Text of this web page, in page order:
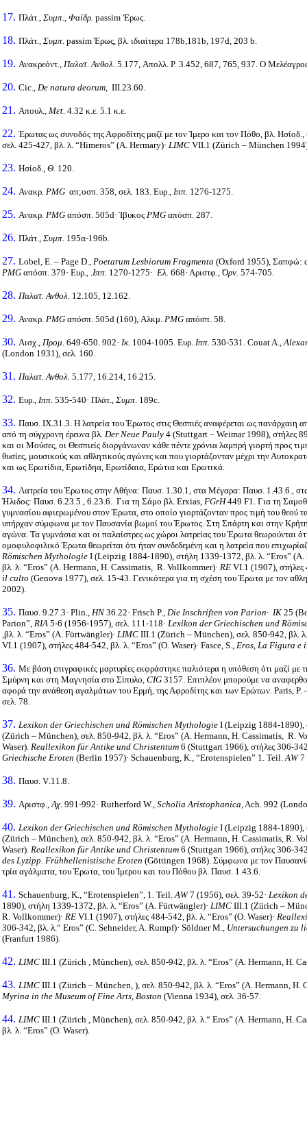
17. Πλάτ., Συμπ Φαίδρ. passim 'Ερως.
18. Πλάτ., Συμπ . passim Έρως, βλ. ιδιαίτερα 178b,181b, 197d, 203 b.
19. Ανακρεόντ., Παλατ. Ανθολ . 5.177, Aπολλ. Ρ. 3.452, 687, 765, 937. Ο Μελέαγρος
20. Cic., De natura deorum, III.23.60.
21. Απουλ., Μετ. 4.32 κ.ε. 5.1 κ.ε.
22.Έρωτας ως συνοδός της Αφροδίτης μαζί με τον Ίμερο και τον Πόθο, βλ. Ησίοδ.,
σελ. 425-427, βλ. λ. “Himeros” (A Hermary)· LIMC VII .1 (Zürich – München
23. Ησίοδ., Θ. 120.
24. Ανακρ. PMG απ;oσπ. 358, σελ. 183. Eυρ., Ιππ. 1276-1275.
25. Ανακρ. PMG απόσπ. 505d· Ίβυκος PMG απόσπ. 287.
26. Πλάτ., Συμπ. 195α-196b.
27. Lobel, E . – Page D Poetarum Lesbiorum Fragmenta (Oxford 1955), Σαπφώ:
PMG απόσπ. 379· Ευρ., . Ιππ. 1270-1275· Ελ. 668· Αριστφ., Όρν. 574-705.
28. Παλατ. Ανθολ . 12.105, 12.162.
29. Ανακρ. PMG απόσπ. 505d (160), Αλκμ. PMG απόσπ. 58.
30. Αισχ., Προμ. 649-650. 902· Ικ. 1004-1005. Ευρ. Ιππ. 530-531. Couat A.,
(London 1931), σελ . 160.
31. Παλατ. Ανθολ 5.177, 16.214, 16.215.
32. Ευρ., Ιππ . 535-540· Πλάτ., Συμπ . 189c
33. Παυσ. IX .31.3. Η λατρεία του Έρωτος στις Θεσπιές αναφέρεται ως
από τη σύγχρονη έρευνα βλ. Der Neue Pauly 4 (Stuttgart – Weimar 1998), στήλες
και οι Μούσες, οι Θεσπιείς διοργάνωναν κάθε πέντε χρόνια λαμπρή γιορτή προς
θυσίες, μουσικούς και αθλητικούς αγώνες και που γιορτάζονταν μέχρι την
και ως Ερωτίδια, Ερωτίδηα, Ερωτίδαια, Ερώτια και Ερωτικά
34. Λατρεία του Έρωτος στην Αθήνα: Παυσ. 1.30.1, στα Μέγαρα: Παυσ. 1.43.6.,
Ήλιδος: Παυσ. 6.23.5., 6.23.6. Για τη Σάμο βλ. Erxias, FGrH449 F1. Για τη
γυμνασίου αφιερωμένου στον Έρωτα, στο οποίο γιορτάζονταν προς τιμή του θεού
υπήρχαν σύμφωνα με τον Παυσανία βωμοί του Έρωτος. Στη Σπάρτη και στην
αγώνα. Τα γυμνάσια και οι παλαίστρες ως χώροι λατρείας του Έρωτα θεωρούνται
ομοφυλοφιλικό Έρωτα θεωρείται ότι ήταν συνδεδεμένη και η λατρεία που
Römischen Mythologie Ι (Leipzig 1884-1890), στήλη 1339-1372, βλ λ . “Eros”
βλ λ . “Eros” (A. Hermann, H. Cassimatis, R. Vollkommer)· RE VI.1 (1907), στήλες
il culto (Genova 1977), σελ . 15-43. Γενικότερα για τη σχέση του Έρωτα με τον
2002).
35. Παυσ. 9.27.3· Plin., ΗΝ 36.22· Frisch P., Die Inschriften von Parion· ΙΚ 25
Parion”, RIA 5-6 (1956-1957), σελ . 111-118· Lexikon der Griechischen und
βλ λ . “Eros” (A. Fürtwängler)· LIMC III.1 (Zürich – München), σελ . 850-942, βλ λ
VI.1 (1907), στήλες 484-542, βλ λ . “Eros” (O. Waser)· Fasce, S., Eros, La Figura e
36. Με βάση επιγραφικές μαρτυρίες εκφράστηκε παλιότερα η υπόθεση ότι μαζί
Σμύρνη και στη Μαγνησία στο Σίπυλο, CIG 3157. Επιπλέον μπορούμε να
αφορά την ανάθεση αγαλμάτων του Ερμή, της Αφροδίτης και των Ερώτων. Paris,
σελ. 78.
37. Lexikon der Griechischen und Römischen Mythologie Ι (Leipzig 1884-1890),
(Zürich – München), σελ . 850-942, βλ λ . “Eros” (A. Hermann, H. Cassimatis, R.
Waser). Reallexikon für Antike und Christentum 6 (Stuttgart 1966), στήλες 306-
Griechische Eroten (Berlin 1957)· Schauenburg, K., “Erotenspielen” 1. Teil. AW7
38. Παυσ. V .11.8.
39. Αριστφ., Αχ. 991-992· Rutherford W., Scholia Aristophanica , Ach. 992
40. Lexikon der Griechischen und Römischen Mythologie Ι (Leipzig 1884-1890),
(Zürich – München), σελ . 850-942, βλ λ . “Eros” (A. Hermann, H. Cassimatis, R.
Waser). Reallexikon für Antike und Christentum 6 (Stuttgart 1966), στήλες 306-
des Lyzipp. Frühhellenistische Eroten (Göttingen 1968). Σύμφωνα με τον
τρία αγάλματα, του Έρωτα, του Ίμερου και του Πόθου βλ. Παυσ . 1.43.6.
41. Schauenburg, K., “Erotenspielen”, 1. Teil. AW7 (1956), σελ . 39-52· Lexikon
1890), στήλη 1339-1372, βλ λ . “Eros” (A. Fürtwängler)· LIMC III.1 (Zürich –
R. Vollkommer)· RE VI.1 (1907), στήλες 484-542, βλ λ . “Eros” (O. Waser)·
306-342, βλ λ .“ Eros” (C. Sehneider, A. Rumpf)· Söldner M., Untersuchungen zu
(Franfurt 1986).
42. LIMC III.1 (Zürich , München), σελ . 850-942, βλ λ . “Eros” (A. Hermann, H.
43. LIMC III.1 (Zürich – München, ), σελ . 850-942, βλ λ . “Eros” (A. Hermann, H.
Myrina in the Museum of Fine Arts, Boston (Vienna 1934), σελ. 36-57.
44. LIMC III.1 (Zürich , München), σελ . 850-942, βλ λ .“ Eros” (A. Hermann, H.
βλ λ . “Eros” (O. Waser).